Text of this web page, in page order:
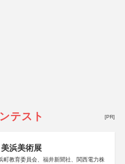
テスト [PR]
浜美術展
町教育委員会、福井新聞社、関西電力株